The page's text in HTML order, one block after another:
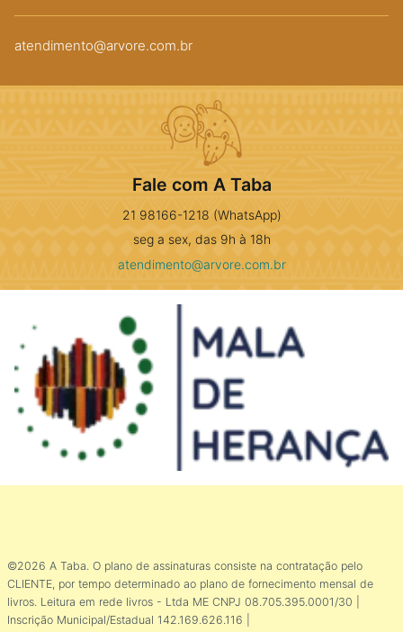
atendimento@arvore.com.br
Fale com A Taba
21 98166-1218 (WhatsApp)
seg a sex, das 9h à 18h
atendimento@arvore.com.br
©2026 A Taba. O plano de assinaturas consiste na contratação pelo
CLIENTE, por tempo determinado ao plano de fornecimento mensal de
livros. Leitura em rede livros - Ltda ME CNPJ 08.705.395.0001/30 |
Inscrição Municipal/Estadual 142.169.626.116 |